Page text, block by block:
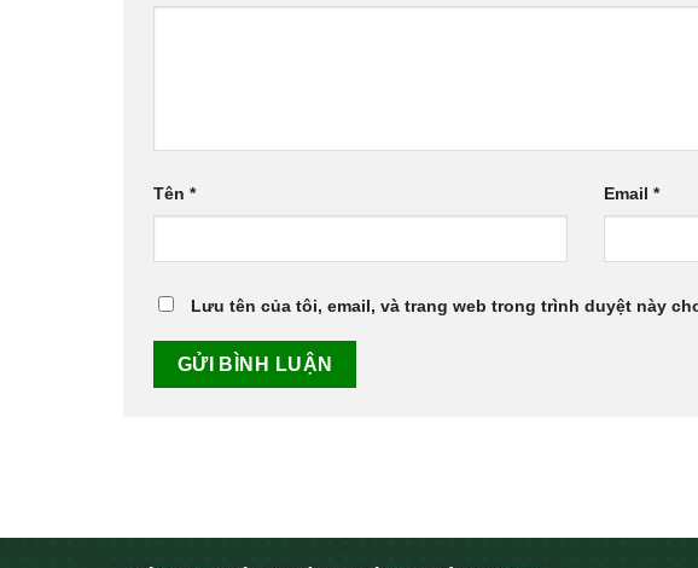
Tên * Email*
Lưu tên của tôi, email, và trang web trong trình duyệt này